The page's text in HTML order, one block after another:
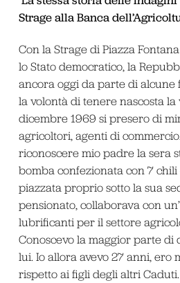
Strage alla Banca
Con la Strage di Piazza
lo Stato democratico, la
ancora oggi da parte di alcune
la volontà di tenere nascosta la
dicembre 1969 si presero di
agricoltori, agenti di
riconoscere mio padre la sera
bomba confezionata con 7
piazzata proprio sotto la sua
pensionato, collaborava con
lubrificanti per il settore
Conoscevo la maggior parte
lui. Io allora avevo 27 anni, ero
rispetto ai figli degli altri